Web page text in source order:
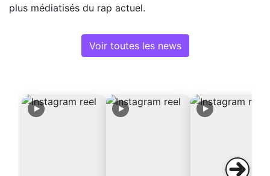
plus médiatisés du rap actuel.
Voir toutes les news